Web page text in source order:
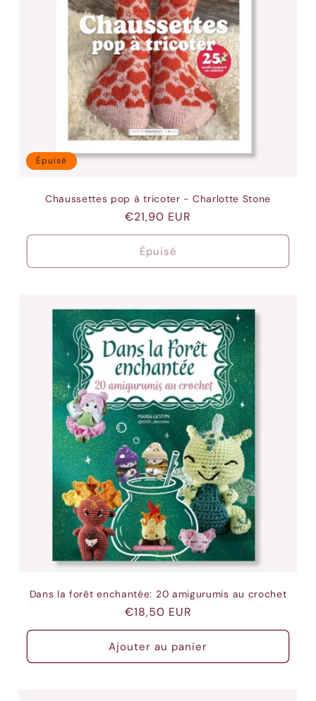
Épuisé
Chaussettes pop à tricoter - Charlotte Stone
Prix
habituel
€21,90 EUR
Épuisé
Dans la forêt enchantée: 20 amigurumis au crochet
Prix
habituel
€18,50 EUR
Ajouter au panier